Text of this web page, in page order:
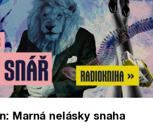
Marná nelásky snaha